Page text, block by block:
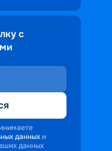
с
данных и
данных